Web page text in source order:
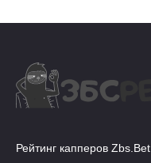
Рейтинг капперов Zbs.Bet